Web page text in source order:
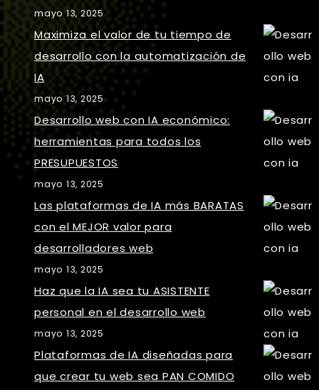
mayo 13, 2025
Maximiza el valor de tu tiempo de
desarrollo con la automatización de
IA
mayo 13, 2025
Desarrollo web con IA económico:
herramientas para todos los
PRESUPUESTOS
mayo 13, 2025
Las plataformas de IA más BARATAS
con el MEJOR valor para
desarrolladores web
mayo 13, 2025
Haz que la IA sea tu ASISTENTE
personal en el desarrollo web
mayo 13, 2025
Plataformas de IA diseñadas para
que crear tu web sea PAN COMIDO